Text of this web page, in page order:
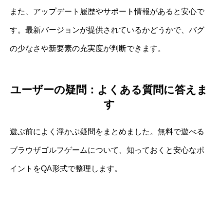
また、アップデート履歴やサポート情報があると安心で
す。最新バージョンが提供されているかどうかで、バグ
の少なさや新要素の充実度が判断できます。
ユーザーの疑問：よくある質問に答えま
す
遊ぶ前によく浮かぶ疑問をまとめました。無料で遊べる
ブラウザゴルフゲームについて、知っておくと安心なポ
イントをQA形式で整理します。